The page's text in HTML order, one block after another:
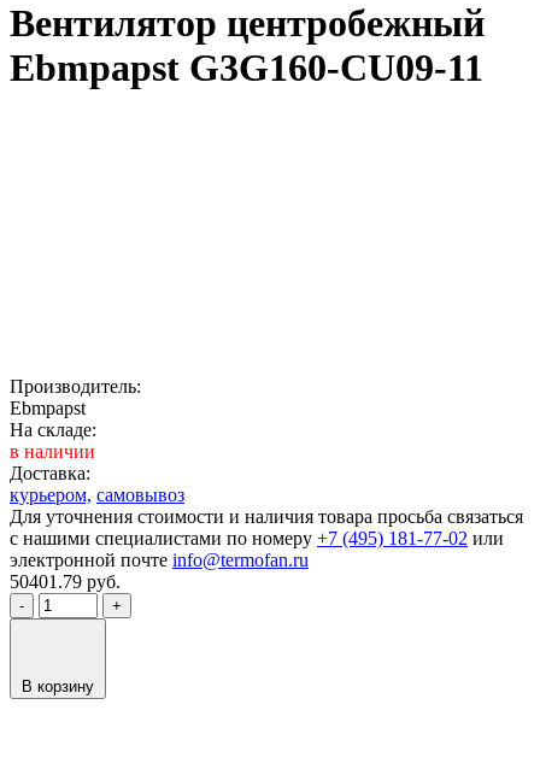
Вентилятор центробежный
Ebmpapst G3G160-CU09-11
Производитель:
Ebmpapst
На складе:
в наличии
Доставка:
курьером, самовывоз
Для уточнения стоимости и наличия товара просьба связаться
с нашими специалистами по номеру +7 (495) 181-77-02 или
электронной почте info@termofan.ru
50401.79 руб.
- +
В корзину